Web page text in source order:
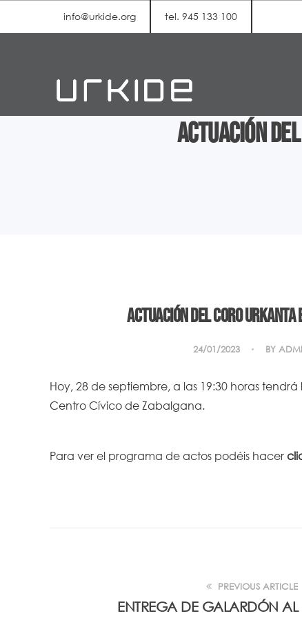
info@urkide.org tel. 945 133 100
Actuación
Actuación del coro Urkanta
24/01/2023 BY
Hoy, 28 de septiembre, a las 19:30 horas
Centro Cívico de Zabalgana.
Para ver el programa de actos podéis hacer
PREVIOUS ARTICLE
ENTREGA DE GALARDÓN AL